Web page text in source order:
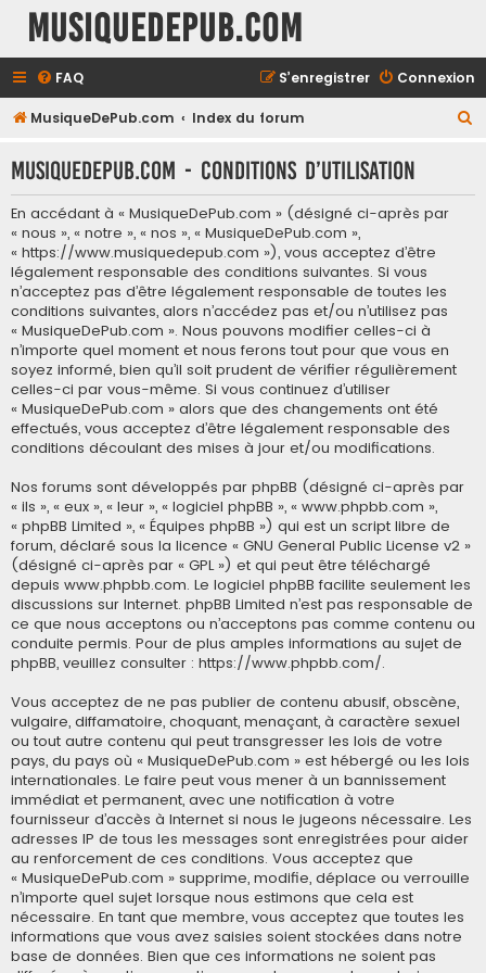
MusiqueDePub.com
FAQ Connexion
S’enregistrer
MusiqueDePub.com Index du forum
h
MusiqueDePub.com - Conditions d’utilisation
En accédant à « MusiqueDePub.com » (désigné ci-après par
« nous », « notre », « nos », « MusiqueDePub.com »,
« https://www.musiquedepub.com »), vous acceptez d’être
légalement responsable des conditions suivantes. Si vous
n’acceptez pas d’être légalement responsable de toutes les
conditions suivantes, alors n’accédez pas et/ou n’utilisez pas
« MusiqueDePub.com ». Nous pouvons modifier celles-ci à
n’importe quel moment et nous ferons tout pour que vous en
soyez informé, bien qu’il soit prudent de vérifier régulièrement
celles-ci par vous-même. Si vous continuez d’utiliser
« MusiqueDePub.com » alors que des changements ont été
effectués, vous acceptez d’être légalement responsable des
conditions découlant des mises à jour et/ou modifications.
Nos forums sont développés par phpBB (désigné ci-après par
« ils », « eux », « leur », « logiciel phpBB », « www.phpbb.com »,
« phpBB Limited », « Équipes phpBB ») qui est un script libre de
forum, déclaré sous la licence « GNU General Public License v2 »
(désigné ci-après par « GPL ») et qui peut être téléchargé
depuis www.phpbb.com. Le logiciel phpBB facilite seulement les
discussions sur Internet. phpBB Limited n’est pas responsable de
ce que nous acceptons ou n’acceptons pas comme contenu ou
conduite permis. Pour de plus amples informations au sujet de
phpBB, veuillez consulter : https://www.phpbb.com/.
Vous acceptez de ne pas publier de contenu abusif, obscène,
vulgaire, diffamatoire, choquant, menaçant, à caractère sexuel
ou tout autre contenu qui peut transgresser les lois de votre
pays, du pays où « MusiqueDePub.com » est hébergé ou les lois
internationales. Le faire peut vous mener à un bannissement
immédiat et permanent, avec une notification à votre
fournisseur d’accès à Internet si nous le jugeons nécessaire. Les
adresses IP de tous les messages sont enregistrées pour aider
au renforcement de ces conditions. Vous acceptez que
« MusiqueDePub.com » supprime, modifie, déplace ou verrouille
n’importe quel sujet lorsque nous estimons que cela est
nécessaire. En tant que membre, vous acceptez que toutes les
informations que vous avez saisies soient stockées dans notre
base de données. Bien que ces informations ne soient pas